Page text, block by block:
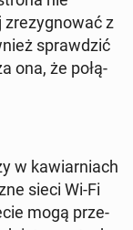
zre­zy­gno­wać z
spraw­dzić
ona, że po­łą­
w ka­wiar­niach
sieci Wi-Fi
mogą prze­